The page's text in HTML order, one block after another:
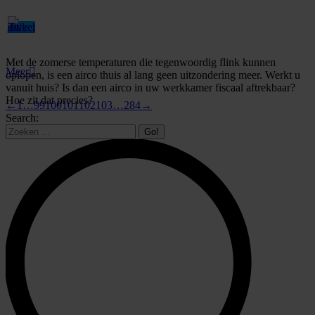
Met de zomerse temperaturen die tegenwoordig flink kunnen
oplopen, is een airco thuis al lang geen uitzondering meer. Werkt u
vanuit huis? Is dan een airco in uw werkkamer fiscaal aftrekbaar?
Hoe zit dat precies?
Meer
←1…99100101102103…284→
Search: